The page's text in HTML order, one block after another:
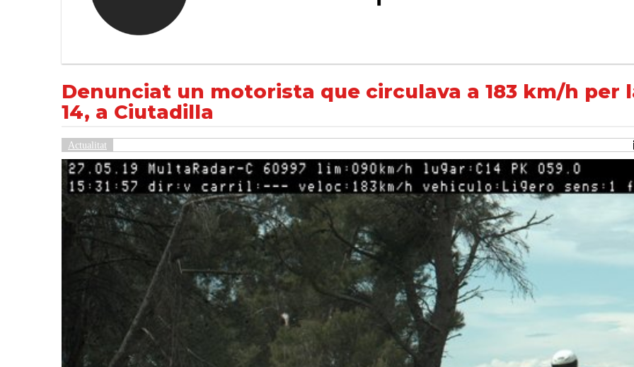
NOTÍCIES Actualitat
Denunciat un motorista que circulava a 183 km/h per
14, a Ciutadilla
Actualitat